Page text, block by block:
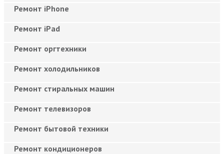
Ремонт iPhone
Ремонт iPad
Ремонт оргтехники
Ремонт холодильников
Ремонт стиральных машин
Ремонт телевизоров
Ремонт бытовой техники
Ремонт кондиционеров